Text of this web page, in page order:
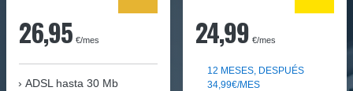
26,95 €/mes
ADSL hasta 30 Mb
24,99 €/mes
12 MESES, DESPUÉS
34,99€/MES